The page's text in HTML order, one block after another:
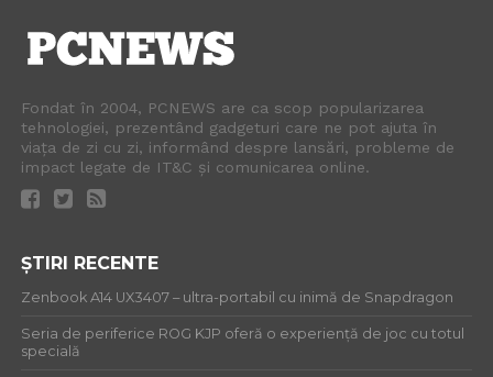
Fondat în 2004, PCNEWS are ca scop popularizarea
tehnologiei, prezentând gadgeturi care ne pot ajuta în
viața de zi cu zi, informând despre lansări, probleme de
impact legate de IT&C și comunicarea online.
ȘTIRI RECENTE
Zenbook A14 UX3407 – ultra-portabil cu inimă de Snapdragon
Seria de periferice ROG KJP oferă o experiență de joc cu totul
specială